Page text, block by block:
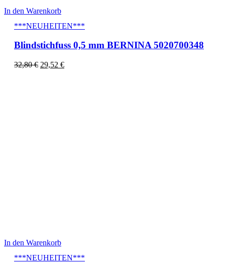
In den Warenkorb
***NEUHEITEN***
Blindstichfuss 0,5 mm BERNINA 5020700348
32,80€ 29,52 €
In den Warenkorb
***NEUHEITEN***